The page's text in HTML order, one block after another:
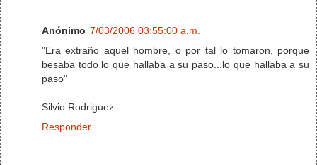
Anónimo 7/03/2006 03:55:00 a.m.
"Era extraño aquel hombre, o por tal lo tomaron, porque
besaba todo lo que hallaba a su paso...lo que hallaba a su
paso"
Silvio Rodriguez
Responder